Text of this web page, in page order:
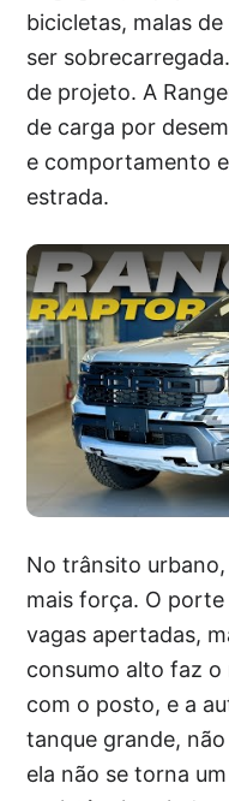
bicicletas, malas
ser
de projeto. A
de carga por
e comportamento
estrada.
No trânsito
mais força. O
vagas apertadas,
consumo alto faz
com o posto, e a
tanque grande,
ela não se torna